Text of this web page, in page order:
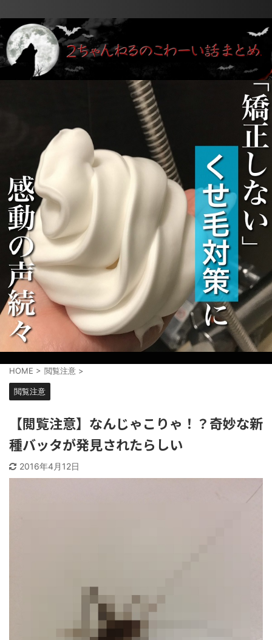
HOME > 閲覧注意 >
閲覧注意
【閲覧注意】なんじゃこりゃ！？奇妙な新
種バッタが発見されたらしい
2016年4月12日